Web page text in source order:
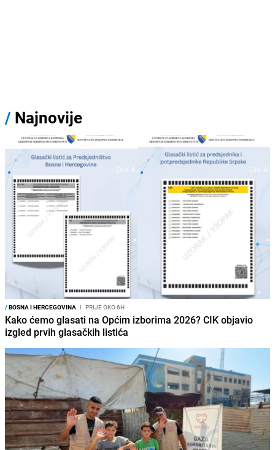
/ Najnovije
/BOSNA I HERCEGOVINA I PRIJE OKO 6H
Kako ćemo glasati na Općim izborima 2026? CIK objavio
izgled prvih glasačkih listića